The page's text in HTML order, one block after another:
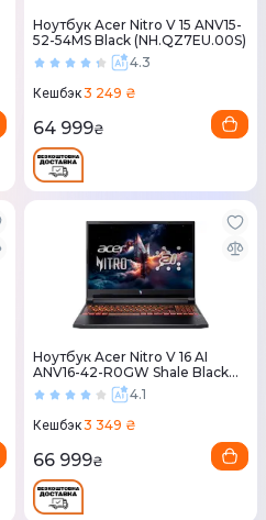
Ноутбук Acer Nitro V 15 ANV15-
52-54MS Black (NH.QZ7EU.00S)
4.3
Кешбэк3 249 ₴
64 999₴
Ноутбук Acer Nitro V 16 AI
ANV16-42-R0GW Shale Black
(NH.U1HEU.00A)4.1
Кешбэк3 349 ₴
66 999₴